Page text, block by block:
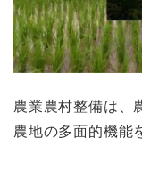
農業農村整備は、
農地の多面的機能